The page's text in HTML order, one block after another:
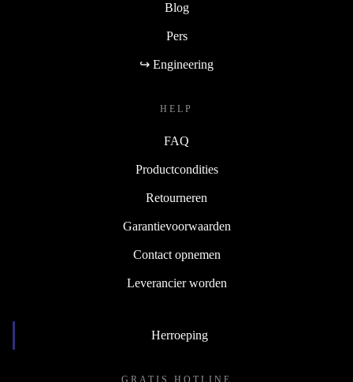
Blog
Pers
↪ Engineering
HELP
FAQ
Productcondities
Retourneren
Garantievoorwaarden
Contact opnemen
Leverancier worden
Herroeping